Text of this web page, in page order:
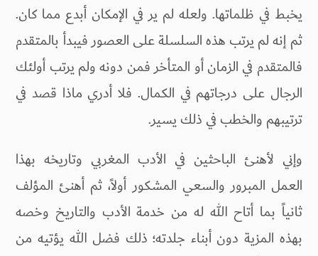
يخبط في ظلماتها. ولعله لم ير في الإمكان أبدع مما كان.
ثم إنه لم يرتب هذه السلسلة على العصور فيبدأ بالمتقدم
فالمتقدم في الزمان أو المتأخر فمن دونه ولم يرتب أولئك
الرجال على درجاتهم في الكمال. فلا أدري ماذا قصد في
ترتيبهم والخطب في ذلك يسير.
وإني لأهنئ الباحثين في الأدب المغربي وتاريخه بهذا
العمل المبرور والسعي المشكور أولاً، ثم أهنئ المؤلف
ثانياً بما أتاح الله له من خدمة الأدب والتاريخ وخصه
بهذه المزية دون أبناء جلدته؛ ذلك فضل الله يؤتيه من